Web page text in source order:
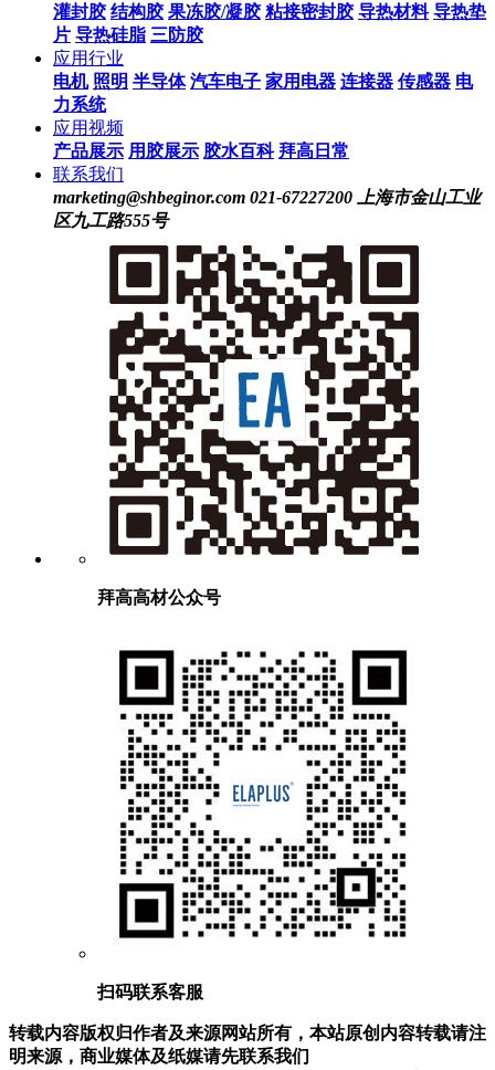
灌封胶 结构胶 果冻胶/凝胶 粘接密封胶 导热材料 导热垫
片 导热硅脂 三防胶
应用行业
电机 照明 半导体 汽车电子 家用电器 连接器 传感器 电
力系统
应用视频
产品展示 用胶展示 胶水百科 拜高日常
联系我们
marketing@shbeginor.com 021-67227200
上海市金山工业
区九工路555号
拜高高材公众号
扫码联系客服
转载内容版权归作者及来源网站所有，本站原创内容转载请注
明来源，商业媒体及纸媒请先联系我们